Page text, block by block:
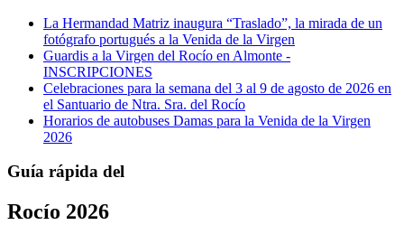
La Hermandad Matriz inaugura “Traslado”, la mirada de un
fotógrafo portugués a la Venida de la Virgen
Guardis a la Virgen del Rocío en Almonte -
INSCRIPCIONES
Celebraciones para la semana del 3 al 9 de agosto de 2026 en
el Santuario de Ntra. Sra. del Rocío
Horarios de autobuses Damas para la Venida de la Virgen
2026
Guía rápida del
Rocío 2026